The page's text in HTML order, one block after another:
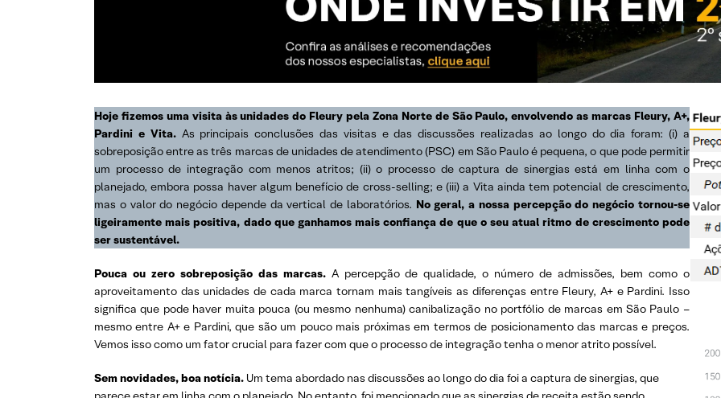
Hoje fizemos uma visita às unidades do Fleury pela Zona Norte de São Paulo, envolvendo as marcas Fleury, A+,
Pardini e Vita.As principais conclusões das visitas e das discussões realizadas ao longo do dia foram: (i) a
sobreposição entre as três marcas de unidades de atendimento (PSC) em São Paulo é pequena, o que pode permitir
um processo de integração com menos atritos; (ii) o processo de captura de sinergias está em linha com o
planejado, embora possa haver algum benefício de cross-selling; e (iii) a Vita ainda tem potencial de crescimento,
mas o valor do negócio depende da vertical de laboratórios. No geral, a nossa percepção do negócio tornou-se
ligeiramente mais positiva, dado que ganhamos mais confiança de que o seu atual ritmo de crescimento pode
ser sustentável.
Pouca ou zero sobreposição das marcas.A percepção de qualidade, o número de admissões, bem como o
aproveitamento das unidades de cada marca tornam mais tangíveis as diferenças entre Fleury, A+ e Pardini. Isso
significa que pode haver muita pouca (ou mesmo nenhuma) canibalização no portfólio de marcas em São Paulo –
mesmo entre A+ e Pardini, que são um pouco mais próximas em termos de posicionamento das marcas e preços.
Vemos isso como um fator crucial para fazer com que o processo de integração tenha o menor atrito possível.
Sem novidades, boa notícia. Um tema abordado nas discussões ao longo do dia foi a captura de sinergias, que